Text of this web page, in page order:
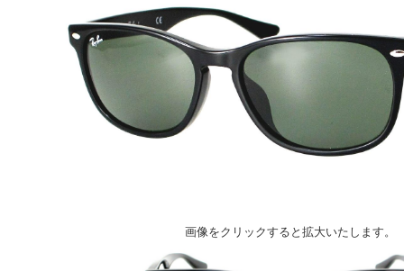
画像をクリックすると拡大いたします。